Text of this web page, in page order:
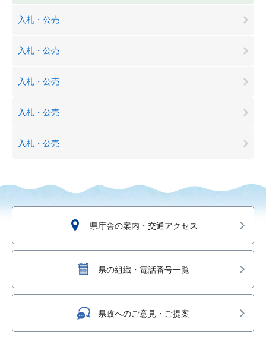
入札・公売
入札・公売
入札・公売
入札・公売
入札・公売
県庁舎の案内・交通アクセス
県の組織・電話番号一覧
県政へのご意見・ご提案